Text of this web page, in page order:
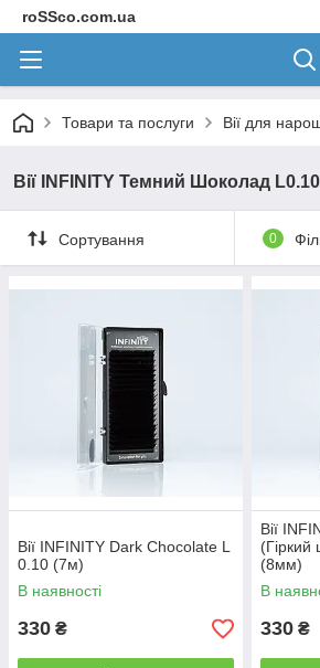
roSSco.com.ua
Товари та послуги Вії для
Вії INFINITY Темний Шоколад L0.10
Сортування 0
Вії INFINITY Dark Chocolate L
0.10 (7м)
В наявності
330 ₴
Вії
(8мм)
В
330 ₴